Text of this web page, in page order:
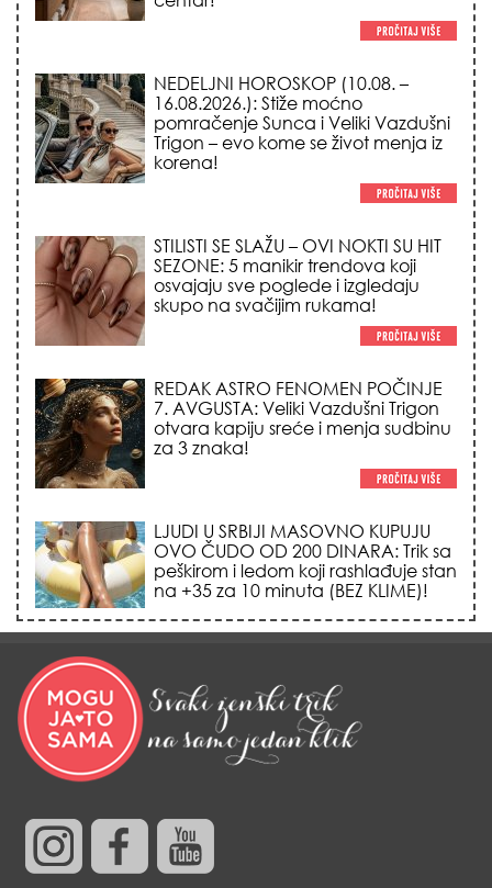
STILISTI SE SLAŽU – OVI NOKTI SU HIT
SEZONE: 5 manikir trendova koji
osvajaju sve poglede i izgledaju
skupo na svačijim rukama!
7. AVGUSTA: Veliki Vazdušni Trigon
otvara kapiju sreće i menja sudbinu
za 3 znaka!
OVO ČUDO OD 200 DINARA: Trik sa
peškirom i ledom koji rashlađuje stan
na +35 za 10 minuta (BEZ KLIME)!
LOVOROVIM LISTOM: Stari ritual
privlačenja novca koji treba uraditi
baš tokom sezone Lava!
0 dinara, a sve je blistalo i mirisalo
danima!
kamilicom koji pegla bore, briše
nadutost i vraća sjaj licu za 3
minuta!